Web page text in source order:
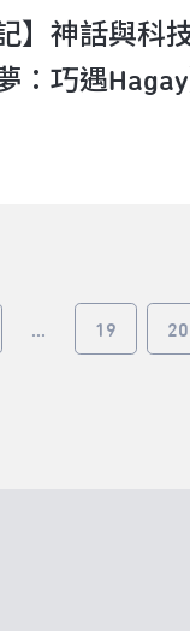
】神話與科
：巧遇Hagay
... 19 20